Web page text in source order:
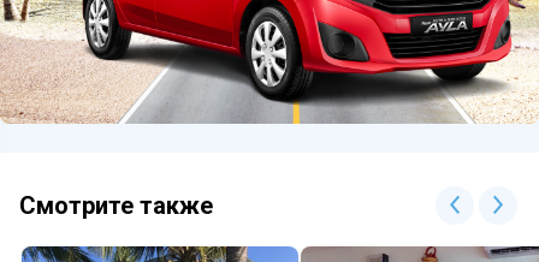
Смотрите также